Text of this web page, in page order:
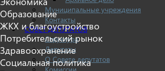
Муниципальные учреждения
Контакты
СОВЕТ ДЕПУТАТОВ
Структура
Депутаты
О Совете депутатов
Комиссии
Образование
ЖКХ и благоустройство
Потребительский рынок
Здравоохранение
Социальная политика